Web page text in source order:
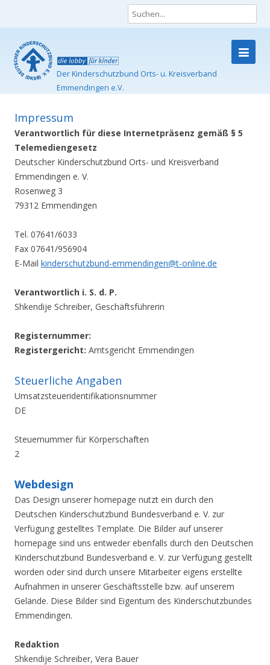
Der Kinderschutzbund Orts- u. Kreisverband
Emmendingen e.V.
Skip
Impressum
Verantwortlich für diese Internetpräsenz gemäß § 5
Telemediengesetz
Deutscher Kinderschutzbund Orts- und Kreisverband
Emmendingen e. V.
Rosenweg 3
79312 Emmendingen
Tel. 07641/6033
Fax 07641/956904
E-Mail kinderschutzbund-emmendingen@t-online.de
Verantwortlich i. S. d. P.
Shkendije Schreiber, Geschäftsführerin
Registernummer:
Registergericht: Amtsgericht Emmendingen
Steuerliche Angaben
Umsatzsteueridentifikationsnummer
DE
Steuernummer für Körperschaften
2
Webdesign
Das Design unserer homepage nutzt ein durch den
Deutschen Kinderschutzbund Bundesverband e. V. zur
Verfügung gestelltes Template. Die Bilder auf unserer
homepage sind uns entweder ebenfalls durch den Deutschen
Kinderschutzbund Bundesverband e. V. zur Verfügung gestellt
worden oder sind durch unsere Mitarbeiter eigens erstellte
Aufnahmen in unserer Geschäftsstelle bzw. auf unserem
Gelände. Diese Bilder sind Eigentum des Kinderschutzbundes
Emmendingen.
Redaktion
Shkendije Schreiber, Vera Bauer